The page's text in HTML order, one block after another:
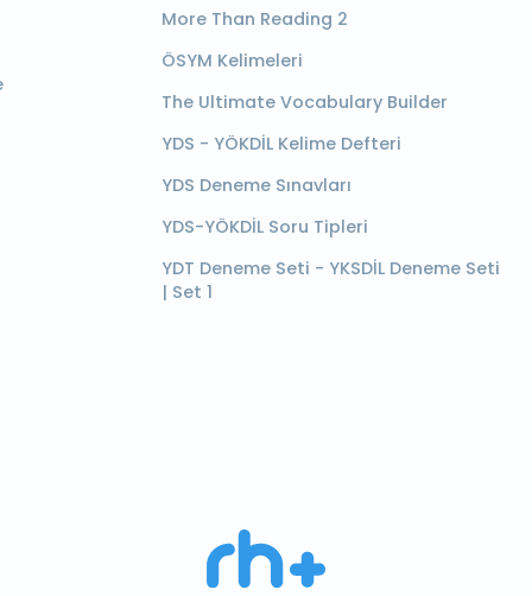
More Than Reading 2
ÖSYM Kelimeleri
The Ultimate Vocabulary Builder
YDS - YÖKDİL Kelime Defteri
YDS Deneme Sınavları
YDS-YÖKDİL Soru Tipleri
YDT Deneme Seti - YKSDİL Deneme Seti
| Set 1